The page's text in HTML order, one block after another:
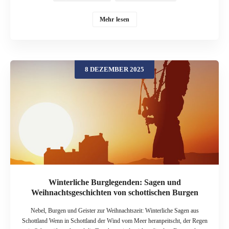
flackern, wirken sie wie Schauplätze aus einem verzauberten Wintermärchen.
ranken sich um sie Legenden von starken Frauen, geheimnisvollen Gestalten
und stillen nächtlichen Erscheinungen, die sich wunderbar als kurze
Vorlesegeschichten eignen. Das Loire-Tal – Winter zwischen Nebel und
Lichterglanz Das Tal der Loire gilt als „Garten Frankreichs“ und ist
UNESCO-Welterbe. Im Sommer locken Radwege, Weinproben und
Schlossführungen. Im Winter wird es ruhiger – und gerade dann entfalten
viele Schlösser einen besonderen Reiz: Einige öffnen speziell für
Weihnachtssaison ihre Türen mit aufwendigen Dekorationen, Krippen,
Lichterinstallationen und thematischen Ausstellungen. Gleichzeitig erzählen
die Mauern von Jahrhunderten voller Machtspiele, Intrigen, höfischer Feste
und privater Tragödien. Kein Wunder, dass aus dieser Mischung aus
Mehr lesen
8 DEZEMBER 2025
Winterliche Burglegenden: Sagen und
Weihnachtsgeschichten von schottischen Burgen
Nebel, Burgen und Geister zur Weihnachtszeit: Winterliche Sagen aus
Schottland Wenn in Schottland der Wind vom Meer heranpeitscht, der Regen